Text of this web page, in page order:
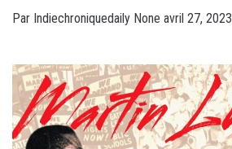
Par Indiechroniquedaily None avril 27, 2023